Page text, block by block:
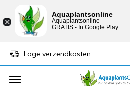
Lage verzendkosten
Aquaplantsonline
Aquaplantsonline
GRATIS - In Google Play